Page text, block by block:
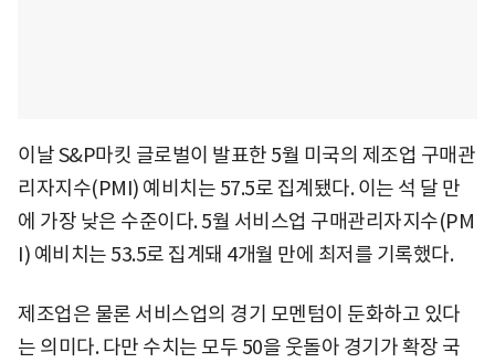
이날 S&P마킷 글로벌이 발표한 5월 미국의 제조업 구매관
리자지수(PMI) 예비치는 57.5로 집계됐다. 이는 석 달 만
에 가장 낮은 수준이다. 5월 서비스업 구매관리자지수(PM
I) 예비치는 53.5로 집계돼 4개월 만에 최저를 기록했다.
제조업은 물론 서비스업의 경기 모멘텀이 둔화하고 있다
는 의미다. 다만 수치는 모두 50을 웃돌아 경기가 확장 국